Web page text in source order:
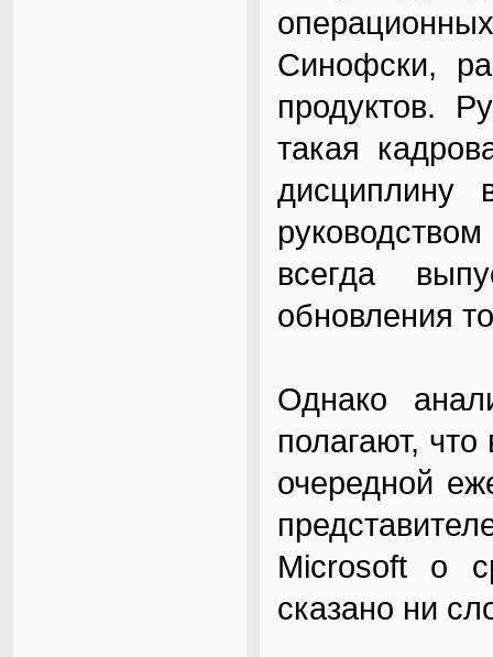
Синофски,
продуктов.
такая
дисциплину
всегда
обновления
Однако
полагают,
очередной
Microsoft о
сказано ни